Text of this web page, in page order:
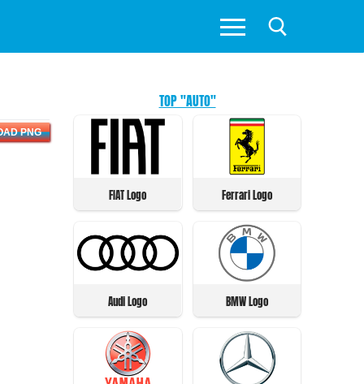
PNG
TOP "AUTO"
FIAT Logo Ferrari Logo
Audi Logo BMW Logo